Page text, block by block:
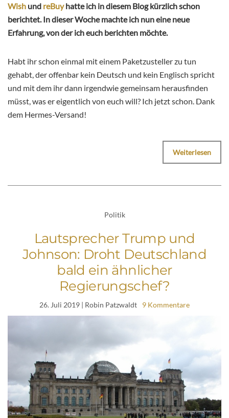
Wish und reBuyhatte ich in diesem Blog kürzlich schon
berichtet. In dieser Woche machte ich nun eine neue
Erfahrung, von der ich euch berichten möchte.
Habt ihr schon einmal mit einem Paketzusteller zu tun
gehabt, der offenbar kein Deutsch und kein Englisch spricht
und mit dem ihr dann irgendwie gemeinsam herausfinden
müsst, was er eigentlich von euch will? Ich jetzt schon. Dank
dem Hermes-Versand!
Weiterlesen
Politik
Lautsprecher Trump und
Johnson: Droht Deutschland
bald ein ähnlicher
Regierungschef?
26. Juli 2019 | Robin Patzwaldt 9 Kommentare